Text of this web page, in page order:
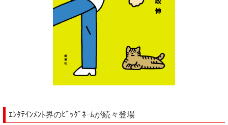
ｴﾝﾀﾃｲﾝﾒﾝﾄ界のﾋﾞｯｸﾞﾈｰﾑが続々登場